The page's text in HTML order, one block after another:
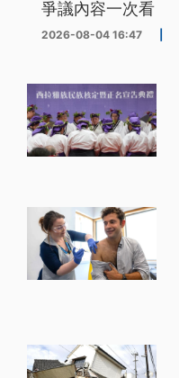
爭議內容一次看
2026-08-04 16:47